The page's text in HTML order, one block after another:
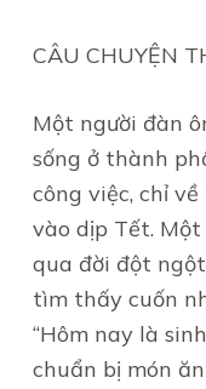
CÂU CHUYỆN
Một người đàn
sống ở thành
công việc, chỉ
vào dịp Tết.
qua đời đột
tìm thấy cuốn
“Hôm nay là
chuẩn bị món